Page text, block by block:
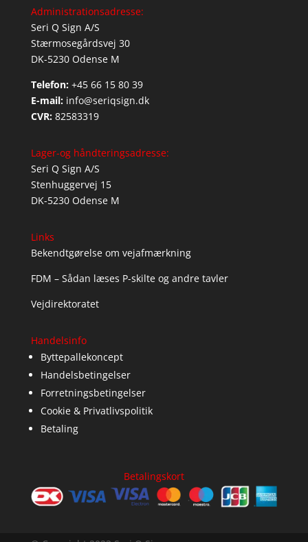
Administrationsadresse:
Seri Q Sign A/S
Stærmosegårdsvej 30
DK-5230 Odense M
Telefon: +45 66 15 80 39
E-mail: info@seriqsign.dk
CVR: 82583319
Lager-og håndteringsadresse:
Seri Q Sign A/S
Stenhuggervej 15
DK-5230 Odense M
Links
Bekendtgørelse om vejafmærkning
FDM – Sådan læses P-skilte og andre tavler
Vejdirektoratet
Handelsinfo
Byttepallekoncept
Handelsbetingelser
Forretningsbetingelser
Cookie & Privatlivspolitik
Betaling
Betalingskort